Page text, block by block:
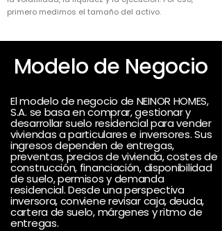
primero medimos el tamaño del activo.
Modelo de Negocio
El modelo de negocio de NEINOR HOMES,
S.A. se basa en comprar, gestionar y
desarrollar suelo residencial para vender
viviendas a particulares e inversores. Sus
ingresos dependen de entregas,
preventas, precios de vivienda, costes de
construcción, financiación, disponibilidad
de suelo, permisos y demanda
residencial. Desde una perspectiva
inversora, conviene revisar caja, deuda,
cartera de suelo, márgenes y ritmo de
entregas.